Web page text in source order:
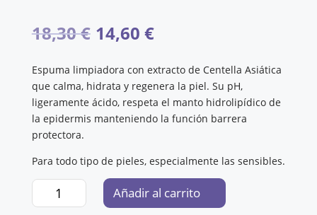
18,30€ El
precio
original
era:
18,30 €.
14,60 €El
precio
actual
es:
14,60 €.
Espuma limpiadora con extracto de Centella Asiática
que calma, hidrata y regenera la piel. Su pH,
ligeramente ácido, respeta el manto hidrolipídico de
la epidermis manteniendo la función barrera
protectora.
Para todo tipo de pieles, especialmente las sensibles.
USU
ESPUMA
Añadir al carrito